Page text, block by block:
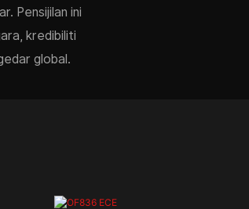
Pensijilan ini
kredibiliti
global.